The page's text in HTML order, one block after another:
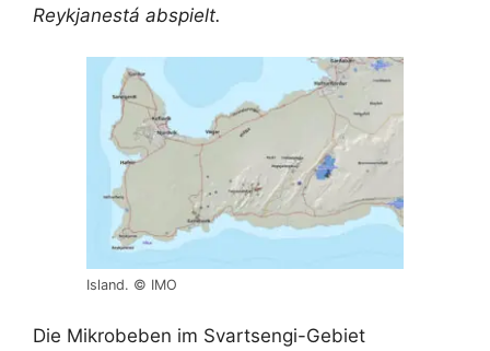
Reykjanestá abspielt.
Island. © IMO
Die Mikrobeben im Svartsengi-Gebiet